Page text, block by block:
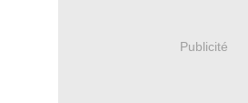
Publicité